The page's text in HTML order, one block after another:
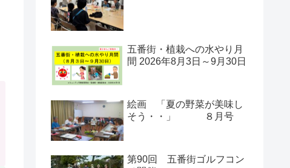
五番街・植栽への水やり月
間 2026年8月3日～9月30日
絵画 「夏の野菜が美味し
そう・・」 ８月号
第90回 五番街ゴルフコン